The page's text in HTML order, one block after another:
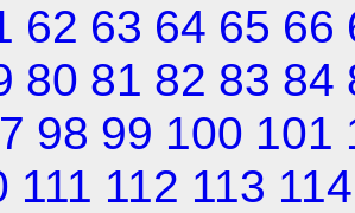
62 63 64 65 66
80 81 82 83 84
98 99 100 101
111 112 113 114